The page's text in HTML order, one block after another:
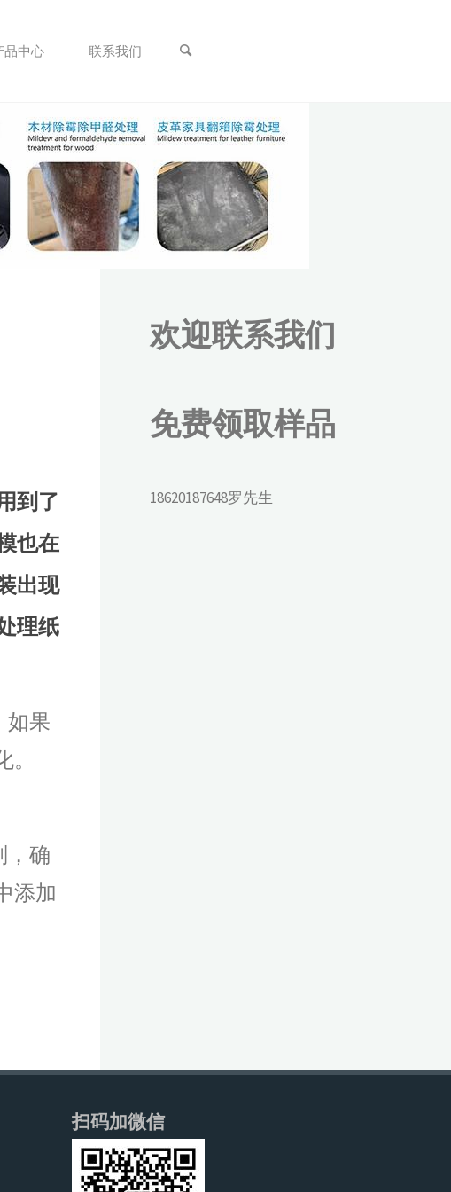
品中心 联系我们
到了
也在
出现
理纸
如果
，确
添加
欢迎联系我们
免费领取样品
18620187648罗先生
扫码加微信